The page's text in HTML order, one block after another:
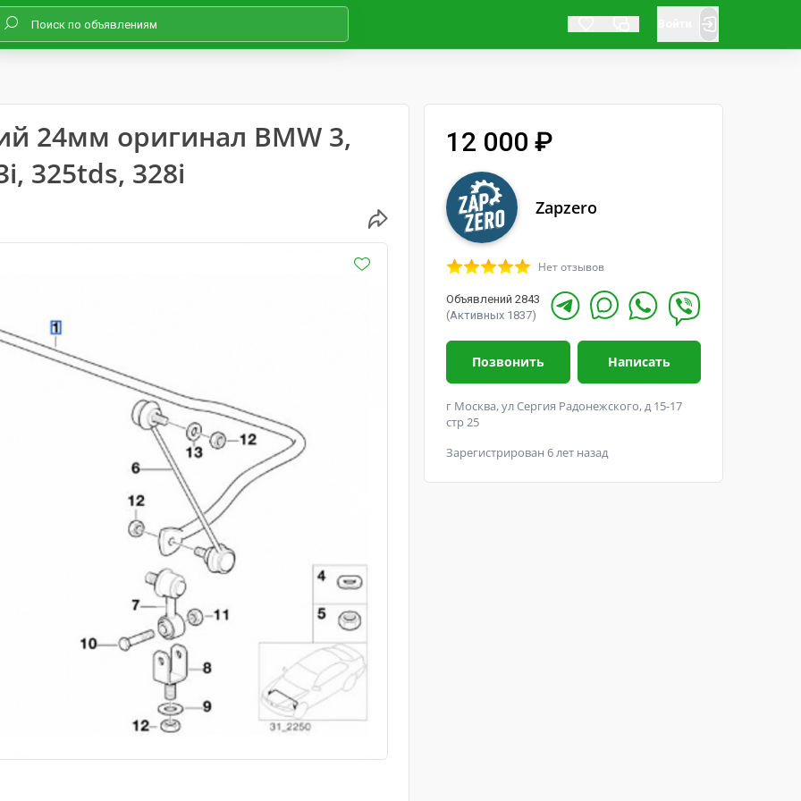
24мм оригинал BMW 3,
325tds, 328i
12 000 ₽
Zapzero
Нет отзывов
Объявлений 2843
(Активных 1837)
Позвонить Написать
г Москва, ул Сергия Радонежского, д 15-17
стр 25
Зарегистрирован 6 лет назад